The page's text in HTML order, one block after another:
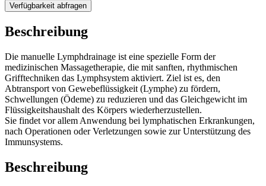
Verfügbarkeit abfragen
Beschreibung
Die manuelle Lymphdrainage ist eine spezielle Form der
medizinischen Massagetherapie, die mit sanften, rhythmischen
Grifftechniken das Lymphsystem aktiviert. Ziel ist es, den
Abtransport von Gewebeflüssigkeit (Lymphe) zu fördern,
Schwellungen (Ödeme) zu reduzieren und das Gleichgewicht im
Flüssigkeitshaushalt des Körpers wiederherzustellen.
Sie findet vor allem Anwendung bei lymphatischen Erkrankungen,
nach Operationen oder Verletzungen sowie zur Unterstützung des
Immunsystems.
Beschreibung